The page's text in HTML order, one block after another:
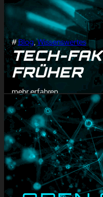
#Blog, Wissenswertes
TECH-
FRÜHER
mehr erfahren